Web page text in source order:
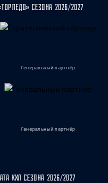
СЕЗОНА 2026/2027
Генеральный партнёр
Генеральный партнёр
КХЛ СЕЗОНА 2026/2027